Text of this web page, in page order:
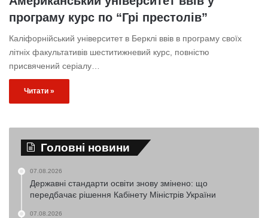
програму курс по “Грі престолів”
Каліфорнійський університет в Берклі ввів в програму своїх
літніх факультативів шеститижневий курс, повністю
присвячений серіалу…
Читати »
Головні новини
07.08.2026
Державні стандарти освіти знову змінено: що
передбачає рішення Кабінету Міністрів України
07.08.2026